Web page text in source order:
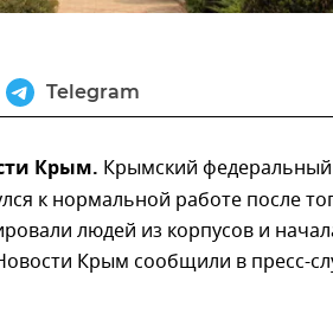
Telegram
Крым. Крымский федеральный
к нормальной работе после
людей из корпусов и
Крым сообщили в пресс-